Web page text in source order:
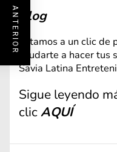
Blog
Estamos a un clic
ayudarte a hacer
Savia Latina
Sigue leyendo
clicAQUÍ